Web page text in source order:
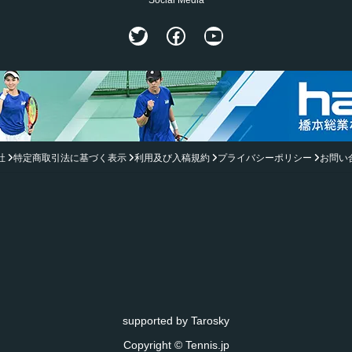
TwitterFacebook
YouTube
特定商取引法に基づく表示 利用及び入稿規約 プライバシーポリシー お問い
supported by Tarosky
Copyright © Tennis.jp